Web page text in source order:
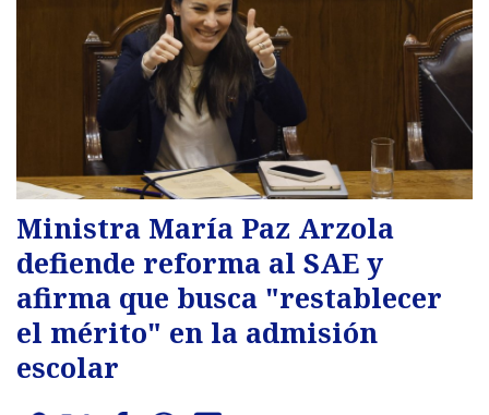
Ministra María Paz Arzola
defiende reforma al SAE y
afirma que busca "restablecer
el mérito" en la admisión
escolar